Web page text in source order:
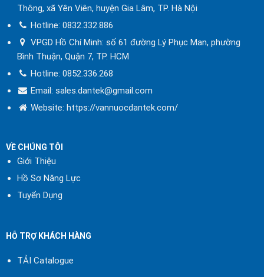
Thông, xã Yên Viên, huyện Gia Lâm, TP. Hà Nội
Hotline:0832.332.886
VPGD Hồ Chí Minh: số 61 đường Lý Phục Man, phường
Bình Thuận, Quận 7, TP. HCM
Hotline:0852.336.268
Email: sales.dantek@gmail.com
Website:https://vannuocdantek.com/
VỀ CHÚNG TÔI
Giới Thiệu
Hồ Sơ Năng Lực
Tuyển Dụng
HỖ TRỢ KHÁCH HÀNG
TẢI Catalogue